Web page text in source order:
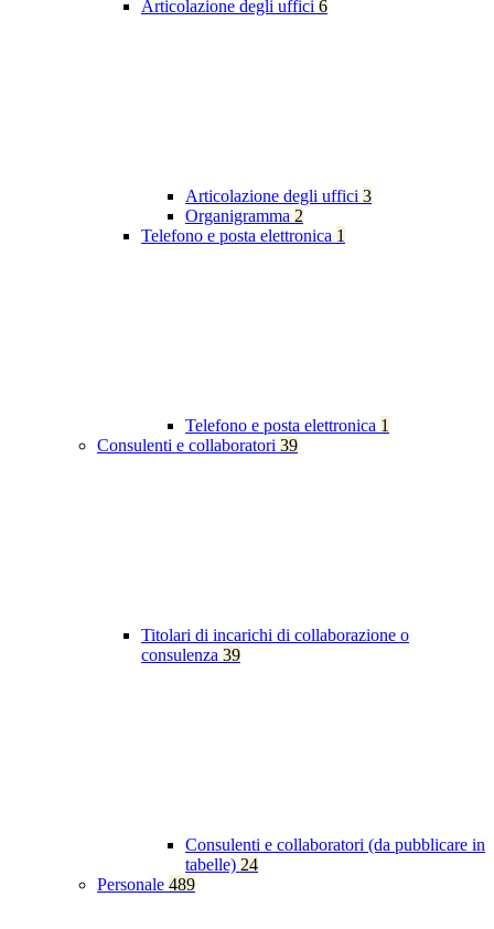
Articolazione degli uffici 6
Articolazione degli uffici 3
Organigramma 2
Telefono e posta elettronica 1
Telefono e posta elettronica 1
Consulenti e collaboratori 39
Titolari di incarichi di collaborazione o
consulenza 39
Consulenti e collaboratori (da pubblicare in
tabelle) 24
Personale 489